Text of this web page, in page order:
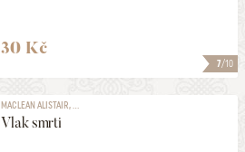
7/10
30 Kč
MACLEAN ALISTAIR, ...
Vlak smrti